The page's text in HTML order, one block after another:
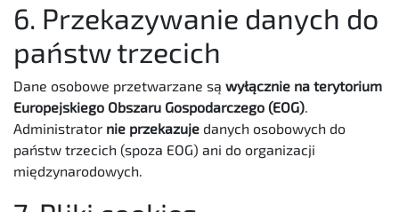
6. Przekazywanie danych do
państw trzecich
Dane osobowe przetwarzane są wyłącznie na terytorium
Europejskiego Obszaru Gospodarczego (EOG).
Administrator nie przekazuje danych osobowych do
państw trzecich (spoza EOG) ani do organizacji
międzynarodowych.